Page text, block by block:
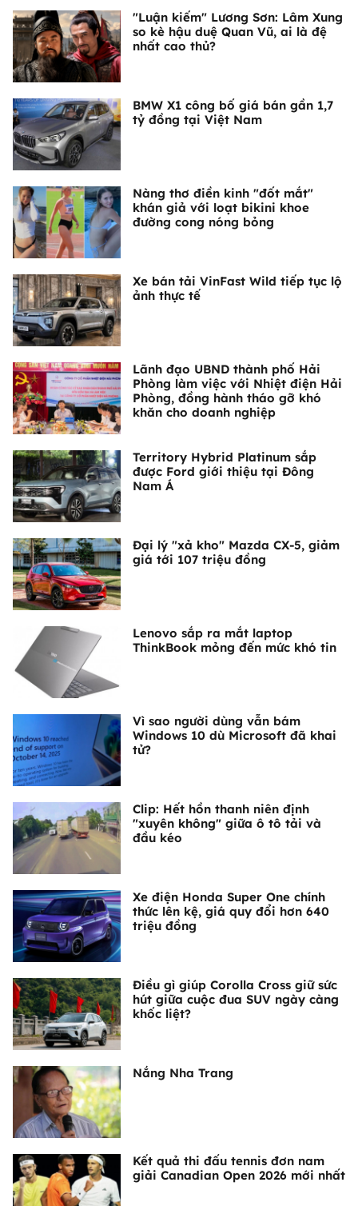
"Luận kiếm" Lương Sơn: Lâm Xung
so kè hậu duệ Quan Vũ, ai là đệ
nhất cao thủ?
BMW X1 công bố giá bán gần 1,7
tỷ đồng tại Việt Nam
Nàng thơ điền kinh "đốt mắt"
khán giả với loạt bikini khoe
đường cong nóng bỏng
Xe bán tải VinFast Wild tiếp tục lộ
ảnh thực tế
Lãnh đạo UBND thành phố Hải
Phòng làm việc với Nhiệt điện Hải
Phòng, đồng hành tháo gỡ khó
khăn cho doanh nghiệp
Territory Hybrid Platinum sắp
được Ford giới thiệu tại Đông
Nam Á
Đại lý "xả kho" Mazda CX-5, giảm
giá tới 107 triệu đồng
Lenovo sắp ra mắt laptop
ThinkBook mỏng đến mức khó tin
Vì sao người dùng vẫn bám
Windows 10 dù Microsoft đã khai
tử?
Clip: Hết hồn thanh niên định
"xuyên không" giữa ô tô tải và
đầu kéo
Xe điện Honda Super One chính
thức lên kệ, giá quy đổi hơn 640
triệu đồng
Điều gì giúp Corolla Cross giữ sức
hút giữa cuộc đua SUV ngày càng
khốc liệt?
Nắng Nha Trang
Kết quả thi đấu tennis đơn nam
giải Canadian Open 2026 mới nhất